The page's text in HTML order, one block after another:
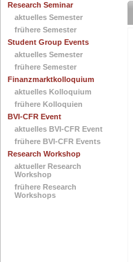
Research Seminar
aktuelles Semester
frühere Semester
Student Group Events
aktuelles Semester
frühere Semester
Finanzmarktkolloquium
aktuelles Kolloquium
frühere Kolloquien
BVI-CFR Event
aktuelles BVI-CFR Event
frühere BVI-CFR Events
Research Workshop
aktueller Research
Workshop
frühere Research
Workshops